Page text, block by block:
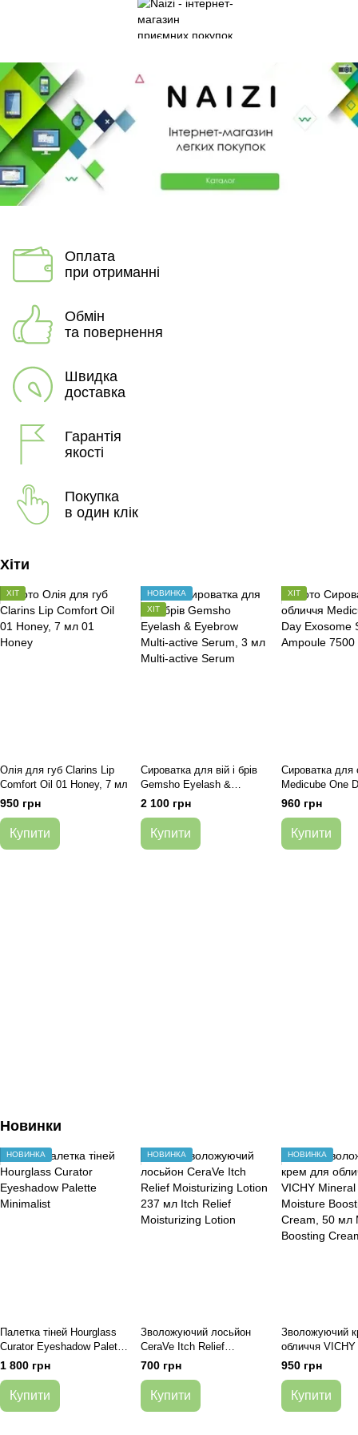
Оплата
при отриманні
Обмін
та повернення
Швидка
доставка
Гарантія
якості
Покупка
в один клік
Хіти
ХІТ
Олія для губ Clarins Lip
Comfort Oil 01 Honey, 7 мл
950 грн
Купити
НОВИНКА
ХІТ
Сироватка для вій і брів
Gemsho Eyelash &
Eyebrow Multi-active
Serum, 3 мл
2 100 грн
Купити
ХІТ
Сироватка для
Medicube One
Exosome Shot
Ampoule 7500
960 грн
Купити
Новинки
НОВИНКА
Палетка тіней Hourglass
Curator Eyeshadow Palette
Minimalist
1 800 грн
Купити
НОВИНКА
Зволожуючий лосьйон
CeraVe Itch Relief
Moisturizing Lotion 237 мл
700 грн
Купити
НОВИНКА
Зволожуючий
обличчя
72H Moisture
Cream, 50 мл
950 грн
Купити